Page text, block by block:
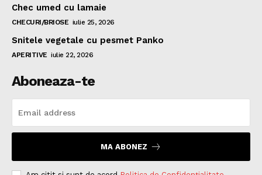
Chec umed cu lamaie
CHECURI/BRIOSE iulie 25, 2026
Snitele vegetale cu pesmet Panko
APERITIVE iulie 22, 2026
Aboneaza-te
MA ABONEZ